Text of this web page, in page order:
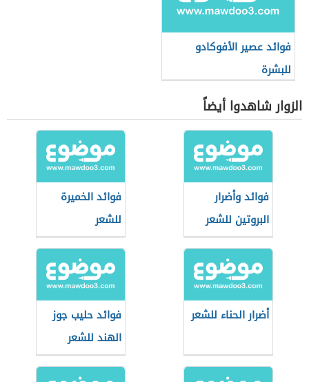
فوائد عصير الأفوكادو
للبشرة
الزوار شاهدوا أيضاً
فوائد وأضرار
البروتين للشعر
فوائد الخميرة
للشعر
أضرار الحناء للشعر
فوائد حليب جوز
الهند للشعر